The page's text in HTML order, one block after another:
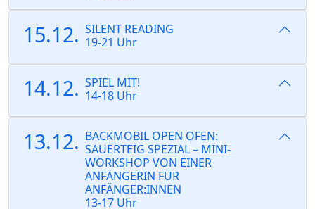
15.12. SILENT READING
19-21 Uhr
14.12. SPIEL MIT!
14-18 Uhr
13.12. BACKMOBIL OPEN OFEN:
SAUERTEIG SPEZIAL – MINI-
WORKSHOP VON EINER
ANFÄNGERIN FÜR
ANFÄNGER:INNEN
13-17 Uhr